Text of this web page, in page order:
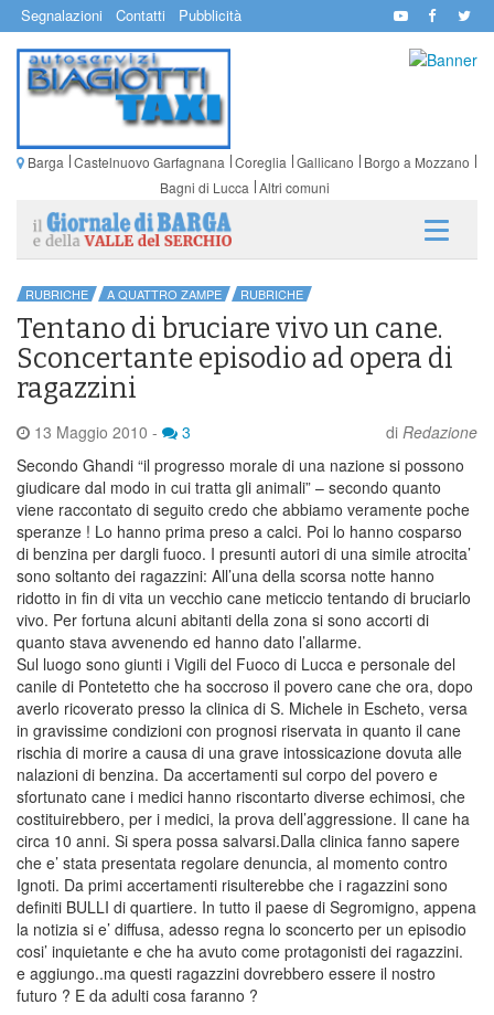
Segnalazioni Contatti Pubblicità
Barga Castelnuovo Garfagnana Coreglia Gallicano
Borgo a Mozzano
Bagni di Lucca Altri comuni
RUBRICHE A QUATTRO ZAMPE RUBRICHE
Tentano di bruciare vivo un cane.
Sconcertante episodio ad opera di
ragazzini
13 Maggio 2010 - 3 di Redazione
Secondo Ghandi “il progresso morale di una nazione si possono
giudicare dal modo in cui tratta gli animali” – secondo quanto
viene raccontato di seguito credo che abbiamo veramente poche
speranze ! Lo hanno prima preso a calci. Poi lo hanno cosparso
di benzina per dargli fuoco. I presunti autori di una simile atrocita’
sono soltanto dei ragazzini: All’una della scorsa notte hanno
ridotto in fin di vita un vecchio cane meticcio tentando di bruciarlo
vivo. Per fortuna alcuni abitanti della zona si sono accorti di
quanto stava avvenendo ed hanno dato l’allarme.
Sul luogo sono giunti i Vigili del Fuoco di Lucca e personale del
canile di Pontetetto che ha soccroso il povero cane che ora, dopo
averlo ricoverato presso la clinica di S. Michele in Escheto, versa
in gravissime condizioni con prognosi riservata in quanto il cane
rischia di morire a causa di una grave intossicazione dovuta alle
nalazioni di benzina. Da accertamenti sul corpo del povero e
sfortunato cane i medici hanno riscontarto diverse echimosi, che
costituirebbero, per i medici, la prova dell’aggressione. Il cane ha
circa 10 anni. Si spera possa salvarsi.Dalla clinica fanno sapere
che e’ stata presentata regolare denuncia, al momento contro
Ignoti. Da primi accertamenti risulterebbe che i ragazzini sono
definiti BULLI di quartiere. In tutto il paese di Segromigno, appena
la notizia si e’ diffusa, adesso regna lo sconcerto per un episodio
cosi’ inquietante e che ha avuto come protagonisti dei ragazzini.
e aggiungo..ma questi ragazzini dovrebbero essere il nostro
futuro ? E da adulti cosa faranno ?